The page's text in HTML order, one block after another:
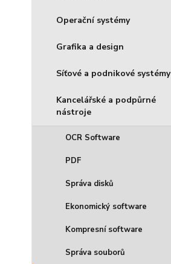
Operační systémy
Grafika a design
Síťové a podnikové systémy
Kancelářské a podpůrné
nástroje
OCR Software
PDF
Správa disků
Ekonomický software
Kompresní software
Správa souborů